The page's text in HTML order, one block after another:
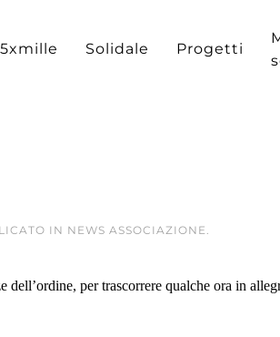
5xmille Solidale Progetti
IN NEWS ASSOCIAZIONE .
per trascorrere qualche ora in